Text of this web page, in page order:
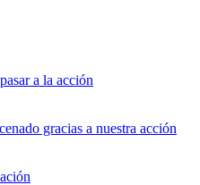
a la acción
gracias a nuestra acción